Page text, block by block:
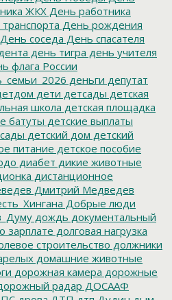
ЖКХ День работника
День рождения
День соседа День спасателя
день тигра день учителя
флага России
деньги депутат
дети детсады детская
школа детская площадка
батуты детские выплаты
детский дом детский
питание детское пособие
диабет дикие животные
дистанционное
Дмитрий Медведев
Добрые люди
дождь документальный
зарплате долговая нагрузка
строительство должники
домашние животные
дорожная камера дорожные
радар ДОСААФ